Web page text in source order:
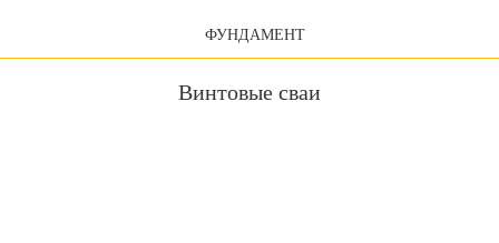
ФУНДАМЕНТ
Винтовые сваи